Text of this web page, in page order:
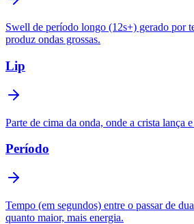
Swell de período longo (12s+) gerado por
produz ondas grossas.
Lip
Parte de cima da onda, onde a crista lança
Período
Tempo (em segundos) entre o passar de
quanto maior, mais energia.